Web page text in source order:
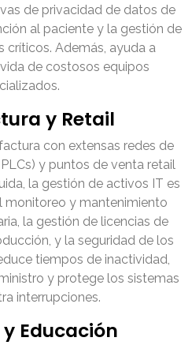
de privacidad de datos de
al paciente y la gestión de
críticos. Además, ayuda a
de costosos equipos
y Retail
con extensas redes de
y puntos de venta retail
la gestión de activos IT es
monitoreo y mantenimiento
la gestión de licencias de
y la seguridad de los
tiempos de inactividad,
y protege los sistemas
interrupciones.
Educación